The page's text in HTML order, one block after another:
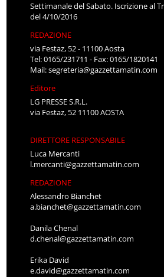
Settimanale del Sabato. Iscrizione al
del 4/10/2016
REDAZIONE
via Festaz, 52 - 11100 Aosta
Tel: 0165/231711 - Fax: 0165/1820141
Mail:segreteria@gazzettamatin.com
Editore
LG PRESSE S.R.L.
via Festaz, 52 11100 AOSTA
DIRETTORE RESPONSABILE
Luca Mercanti
l.mercanti@gazzettamatin.com
REDAZIONE
Alessandro Bianchet
a.bianchet@gazzettamatin.com
Danila Chenal
d.chenal@gazzettamatin.com
Erika David
e.david@gazzettamatin.com